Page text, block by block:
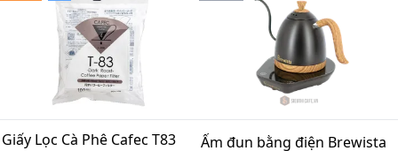
Giấy Lọc Cà Phê Cafec T83
Ấm đun bằng điện Brewista